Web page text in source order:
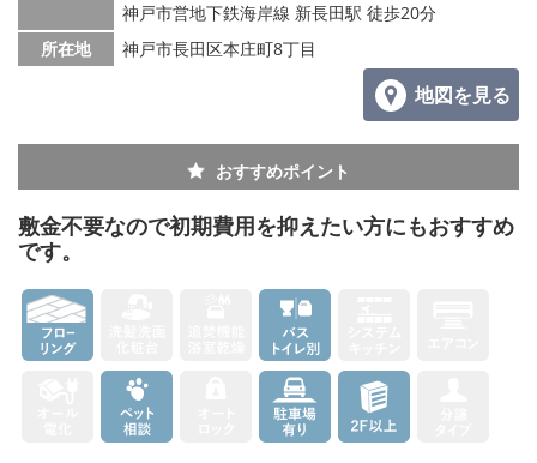
神戸市営地下鉄海岸線 新長田駅 徒歩20分
所在地
神戸市長田区本庄町8丁目
地図を見る
おすすめポイント
敷金不要なので初期費用を抑えたい方にもおすすめ
です。